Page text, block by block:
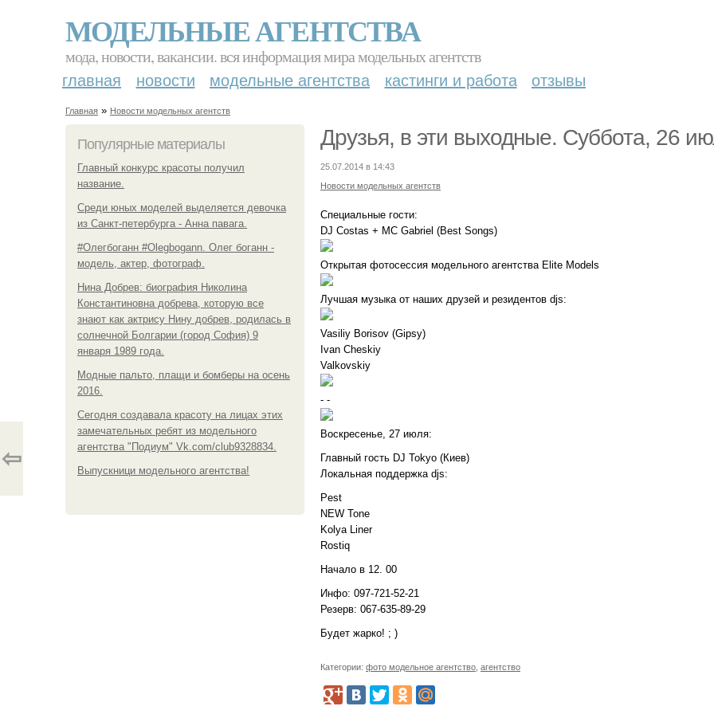
МОДЕЛЬНЫЕ АГЕНТСТВА
мода, новости, вакансии. вся информация мира модельных агентств
главная новости модельные агентства кастинги и работа отзывы
Главная » Новости модельных агентств
Популярные материалы
Главный конкурс красоты получил
название.
Среди юных моделей выделяется девочка
из Санкт-петербурга - Анна павага.
#Олегбоганн #Olegbogann. Олег боганн -
модель, актер, фотограф.
Нина Добрев: биография Николина
Константиновна добрева, которую все
знают как актрису Нину добрев, родилась в
солнечной Болгарии (город София) 9
января 1989 года.
Модные пальто, плащи и бомберы на осень
2016.
Сегодня создавала красоту на лицах этих
замечательных ребят из модельного
агентства "Подиум" Vk.com/club9328834.
Выпускници модельного агентства!
Друзья, в эти выходные. Суббота, 26
25.07.2014 в 14:43
Новости модельных агентств
Специальные гости:
DJ Costas + MC Gabriel (Best Songs)
Открытая фотосессия модельного агентства Elite Models
Лучшая музыка от наших друзей и резидентов djs:
Vasiliy Borisov (Gipsy)
Ivan Cheskiy
Valkovskiy
- -
Воскресенье, 27 июля:
Главный гость DJ Tokyo (Киев)
Локальная поддержка djs:
Pest
NEW Tone
Kolya Liner
Rostiq
Начало в 12. 00
Инфо: 097-721-52-21
Резерв: 067-635-89-29
Будет жарко! ; )
Категории: фото модельное агентство агентство
⇦